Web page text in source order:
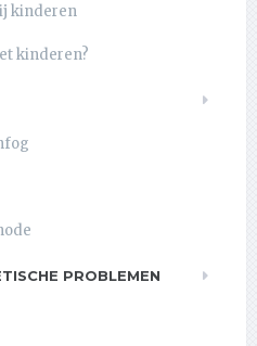
kinderen
kinderen?
PROBLEMEN